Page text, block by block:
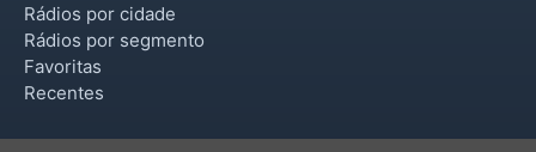
Rádios por cidade
Rádios por segmento
Favoritas
Recentes